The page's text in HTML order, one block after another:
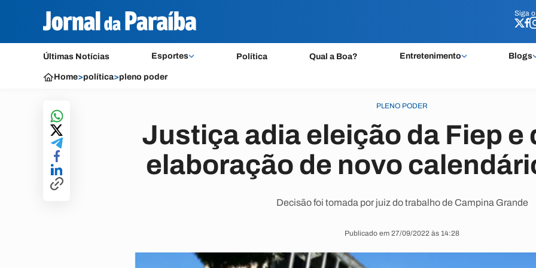
Siga o
Últimas Notícias Esportes Política Qual a Boa? Entretenimento Blogs
Siga o
Home>política>pleno poder
PLENO PODER
Justiça adia eleição da Fiep e
elaboração de novo
Decisão foi tomada por juiz do trabalho de Campina Grande
Publicado em 27/09/2022 às 14:28